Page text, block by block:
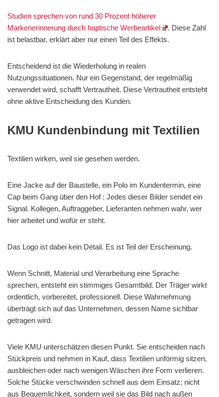
Studien sprechen von rund 30 Prozent höherer
Markenerinnerung durch haptische Werbeartikel
. Diese Zahl
ist belastbar, erklärt aber nur einen Teil des Effekts.
Entscheidend ist die Wiederholung in realen
Nutzungssituationen. Nur ein Gegenstand, der regelmäßig
verwendet wird, schafft Vertrautheit. Diese Vertrautheit entsteht
ohne aktive Entscheidung des Kunden.
KMU Kundenbindung mit Textilien
Textilien wirken, weil sie gesehen werden.
Eine Jacke auf der Baustelle, ein Polo im Kundentermin, eine
Cap beim Gang über den Hof : Jedes dieser Bilder sendet ein
Signal. Kollegen, Auftraggeber, Lieferanten nehmen wahr, wer
hier arbeitet und wofür er steht.
Das Logo ist dabei kein Detail. Es ist Teil der Erscheinung.
Wenn Schnitt, Material und Verarbeitung eine Sprache
sprechen, entsteht ein stimmiges Gesamtbild. Der Träger wirkt
ordentlich, vorbereitet, professionell. Diese Wahrnehmung
überträgt sich auf das Unternehmen, dessen Name sichtbar
getragen wird.
Viele KMU unterschätzen diesen Punkt. Sie entscheiden nach
Stückpreis und nehmen in Kauf, dass Textilien unförmig sitzen,
ausbleichen oder nach wenigen Wäschen ihre Form verlieren.
Solche Stücke verschwinden schnell aus dem Einsatz; nicht
aus Bequemlichkeit, sondern weil sie das Bild nach außen